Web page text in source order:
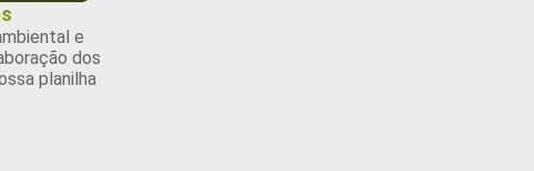
e
dos
planilha